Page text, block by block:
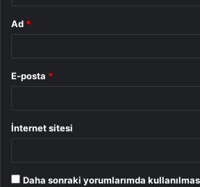
Ad *
E-posta *
İnternet sitesi
Daha sonraki yorumlarımda